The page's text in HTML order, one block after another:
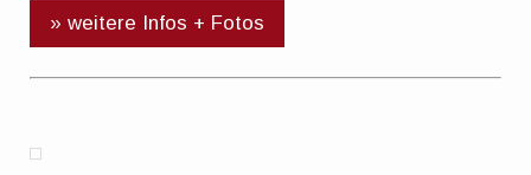
» weitere Infos + Fotos